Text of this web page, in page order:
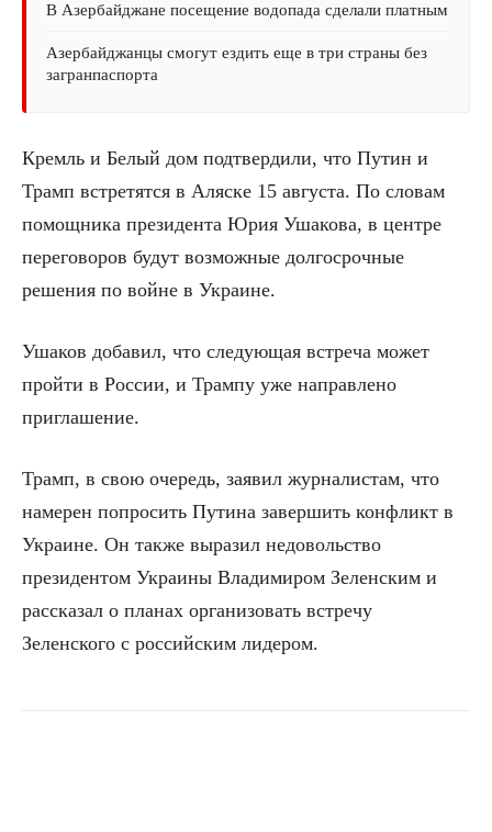
В Азербайджане посещение водопада сделали платным
Азербайджанцы смогут ездить еще в три страны без
загранпаспорта
Кремль и Белый дом подтвердили, что Путин и
Трамп встретятся в Аляске 15 августа. По словам
помощника президента Юрия Ушакова, в центре
переговоров будут возможные долгосрочные
решения по войне в Украине.
Ушаков добавил, что следующая встреча может
пройти в России, и Трампу уже направлено
приглашение.
Трамп, в свою очередь, заявил журналистам, что
намерен попросить Путина завершить конфликт в
Украине. Он также выразил недовольство
президентом Украины Владимиром Зеленским и
рассказал о планах организовать встречу
Зеленского с российским лидером.